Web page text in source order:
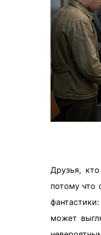
Друзья,
потому что
фантастики:
может